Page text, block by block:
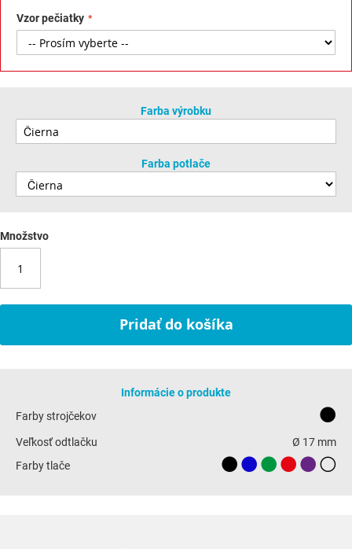
Vzor pečiatky
Farba výrobku
Farba potlače
Množstvo
Pridať do košíka
Informácie o produkte
Farby strojčekov
Veľkosť odtlačku
Ø 17 mm
Farby tlače